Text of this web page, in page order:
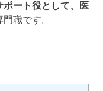
ポート役として、医
門職です。